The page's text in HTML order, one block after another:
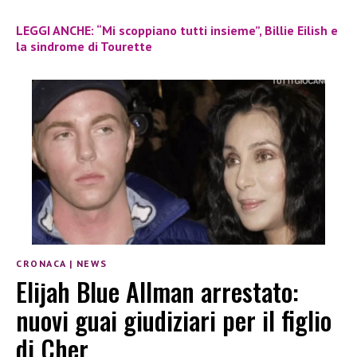
LEGGI ANCHE: “Mi scoppiano tutti insieme”, Billie Eilish e
la sindrome di Tourette
CRONACA | NEWS
Elijah Blue Allman arrestato:
nuovi guai giudiziari per il figlio
di Cher